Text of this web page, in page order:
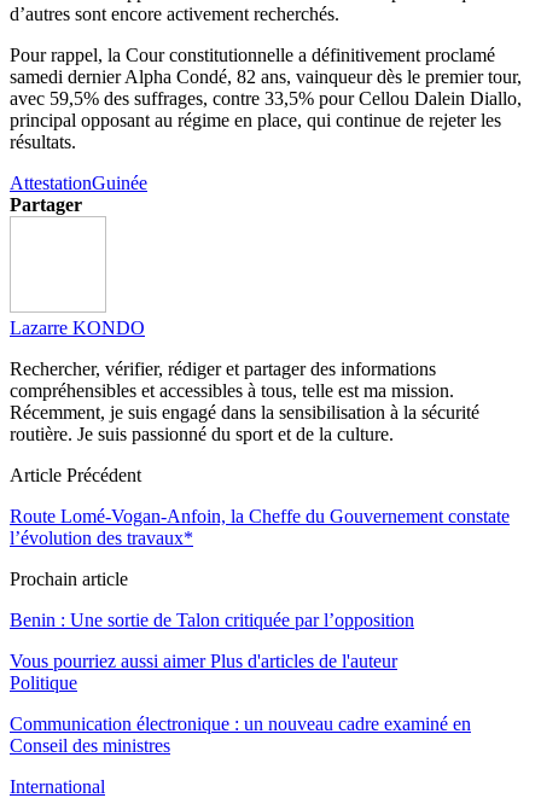
d’autres sont encore activement recherchés.
Pour rappel, la Cour constitutionnelle a définitivement proclamé
samedi dernier Alpha Condé, 82 ans, vainqueur dès le premier tour,
avec 59,5% des suffrages, contre 33,5% pour Cellou Dalein Diallo,
principal opposant au régime en place, qui continue de rejeter les
résultats.
AttestationGuinée
Partager
Lazarre KONDO
Rechercher, vérifier, rédiger et partager des informations
compréhensibles et accessibles à tous, telle est ma mission.
Récemment, je suis engagé dans la sensibilisation à la sécurité
routière. Je suis passionné du sport et de la culture.
Article Précédent
Route Lomé-Vogan-Anfoin, la Cheffe du Gouvernement constate
l’évolution des travaux*
Prochain article
Benin : Une sortie de Talon critiquée par l’opposition
Vous pourriez aussi aimer Plus d'articles de l'auteur
Politique
Communication électronique : un nouveau cadre examiné en
Conseil des ministres
International